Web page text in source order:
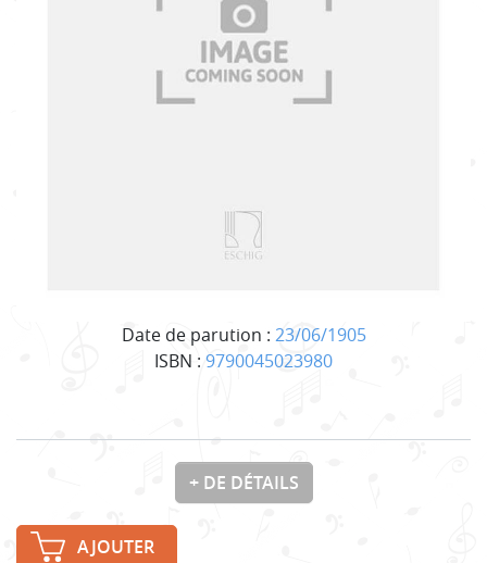
Date de parution : 23/06/1905
ISBN : 9790045023980
+ DE DÉTAILS
AJOUTER